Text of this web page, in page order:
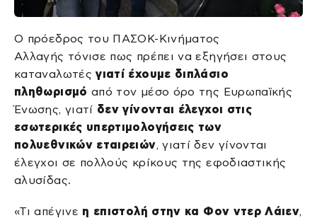
Ο πρόεδρος του ΠΑΣΟΚ-Κινήματος
Αλλαγής τόνισε πως πρέπει να εξηγήσει στους
καταναλωτέςγιατί έχουμε διπλάσιο
πληθωρισμό από τον μέσο όρο της Ευρωπαϊκής
Ένωσης, γιατί δεν γίνονται έλεγχοι στις
εσωτερικές υπερτιμολογήσεις των
πολυεθνικών εταιρειών, γιατί δεν γίνονται
έλεγχοι σε πολλούς κρίκους της εφοδιαστικής
αλυσίδας.
«Τι απέγινε η επιστολή στην κα Φον ντερ Λάιεν,